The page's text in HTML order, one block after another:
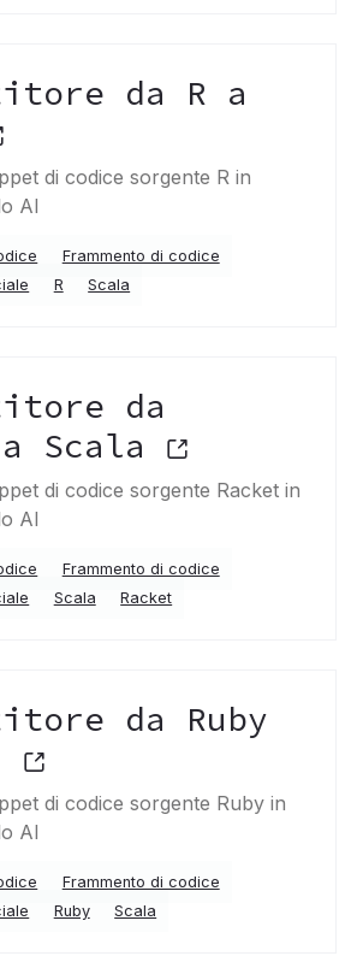
da R a
di codice sorgente R in
AI
Frammento di codice
R Scala
da
Scala
di codice sorgente Racket in
AI
Frammento di codice
Scala Racket
da Ruby
di codice sorgente Ruby in
AI
Frammento di codice
Ruby Scala